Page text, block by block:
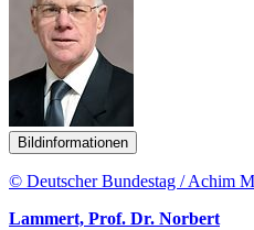
Bildinformationen
© Deutscher Bundestag / Achim
Lammert, Prof. Dr. Norbert